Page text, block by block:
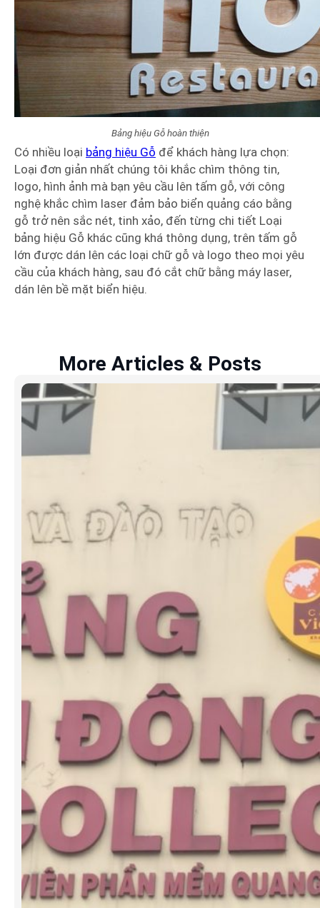
Bảng hiệu Gỗ hoàn thiện
Có nhiều loại bảng hiệu Gỗ để khách hàng lựa chọn:
Loại đơn giản nhất chúng tôi khắc chìm thông tin,
logo, hình ảnh mà bạn yêu cầu lên tấm gỗ, với công
nghệ khắc chìm laser đảm bảo biển quảng cáo bằng
gỗ trở nên sắc nét, tinh xảo, đến từng chi tiết Loại
bảng hiệu Gỗ khác cũng khá thông dụng, trên tấm gỗ
lớn được dán lên các loại chữ gỗ và logo theo mọi yêu
cầu của khách hàng, sau đó cắt chữ bằng máy laser,
dán lên bề mặt biển hiệu.
More Articles & Posts